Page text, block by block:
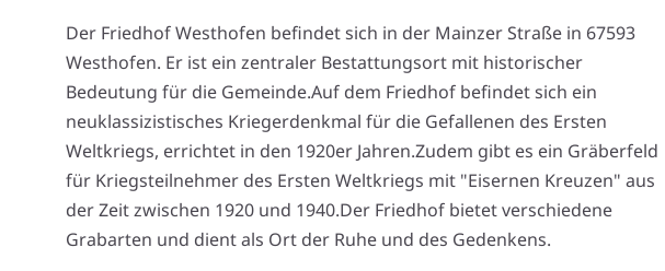
Der Friedhof Westhofen befindet sich in der Mainzer Straße in 67593
Westhofen. Er ist ein zentraler Bestattungsort mit historischer
Bedeutung für die Gemeinde.Auf dem Friedhof befindet sich ein
neuklassizistisches Kriegerdenkmal für die Gefallenen des Ersten
Weltkriegs, errichtet in den 1920er Jahren.Zudem gibt es ein Gräberfeld
für Kriegsteilnehmer des Ersten Weltkriegs mit "Eisernen Kreuzen" aus
der Zeit zwischen 1920 und 1940.Der Friedhof bietet verschiedene
Grabarten und dient als Ort der Ruhe und des Gedenkens.